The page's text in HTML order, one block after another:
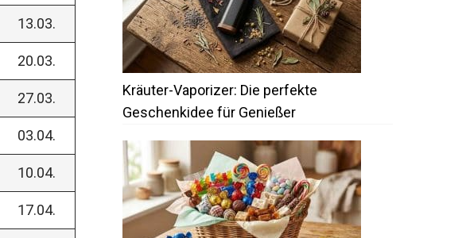
13.03.
20.03.
27.03.
03.04.
10.04.
17.04.
Kräuter-Vaporizer: Die perfekte
Geschenkidee für Genießer